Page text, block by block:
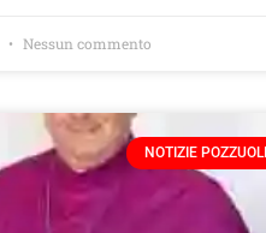
Nessun commento
NOTIZIE POZZUOLI